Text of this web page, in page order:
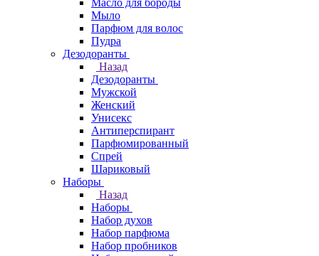
Масло для бороды
Мыло
Парфюм для волос
Пудра
Дезодоранты
Назад
Дезодоранты
Мужской
Женский
Унисекс
Антиперспирант
Парфюмированный
Спрей
Шариковый
Наборы
Назад
Наборы
Набор духов
Набор парфюма
Набор пробников